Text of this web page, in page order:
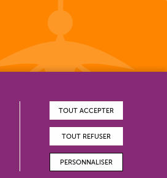
TOUT ACCEPTER
TOUT REFUSER
PERSONNALISER